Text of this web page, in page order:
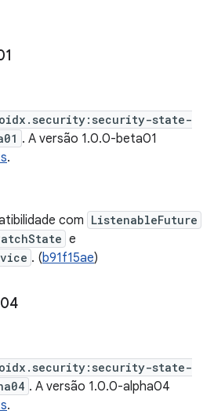
state-
. A versão 1.0.0-beta01
.
com ListenableFuture
e
. (b91f15ae)
state-
. A versão 1.0.0-alpha04
.